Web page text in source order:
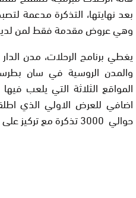
وهي عروض مقدمة فقط لمن
يغطي برنامج الرحلات، مدن
والمدن الروسية في سان
المواقع الثلاثة التي يلعب
اضافي للعرض الاولي الذي
حوالي 3000 تذكرة مع تركيز على العاصمة الروسية